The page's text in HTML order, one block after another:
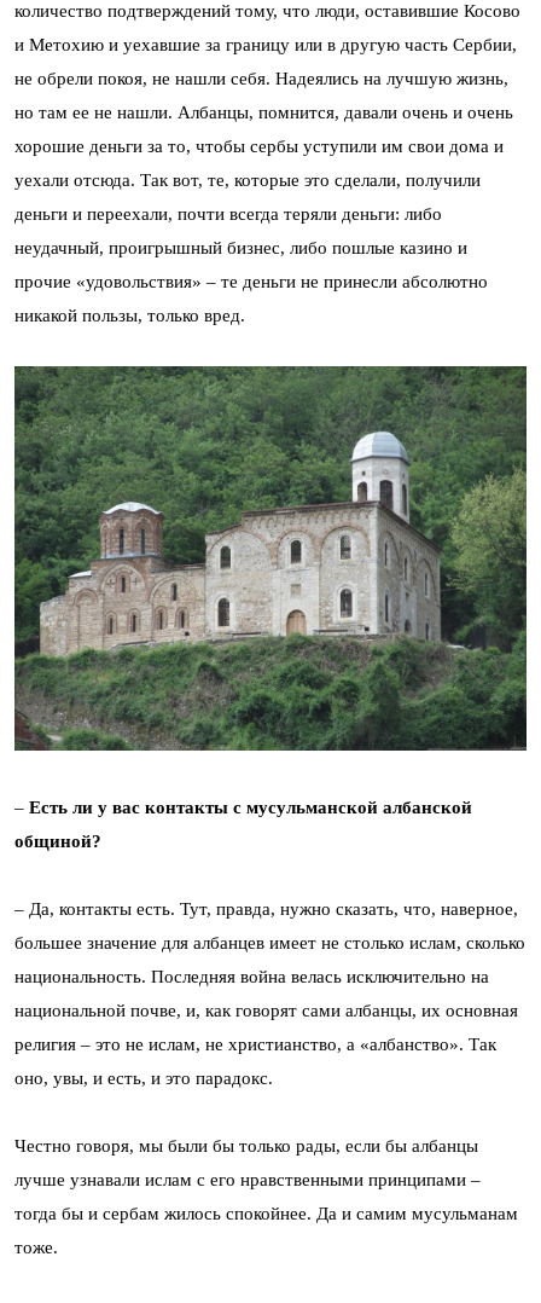
количество подтверждений тому, что люди, оставившие Косово
и Метохию и уехавшие за границу или в другую часть Сербии,
не обрели покоя, не нашли себя. Надеялись на лучшую жизнь,
но там ее не нашли. Албанцы, помнится, давали очень и очень
хорошие деньги за то, чтобы сербы уступили им свои дома и
уехали отсюда. Так вот, те, которые это сделали, получили
деньги и переехали, почти всегда теряли деньги: либо
неудачный, проигрышный бизнес, либо пошлые казино и
прочие «удовольствия» – те деньги не принесли абсолютно
никакой пользы, только вред.
– Есть ли у вас контакты с мусульманской албанской
общиной?
– Да, контакты есть. Тут, правда, нужно сказать, что, наверное,
большее значение для албанцев имеет не столько ислам, сколько
национальность. Последняя война велась исключительно на
национальной почве, и, как говорят сами албанцы, их основная
религия – это не ислам, не христианство, а «албанство». Так
оно, увы, и есть, и это парадокс.
Честно говоря, мы были бы только рады, если бы албанцы
лучше узнавали ислам с его нравственными принципами –
тогда бы и сербам жилось спокойнее. Да и самим мусульманам
тоже.